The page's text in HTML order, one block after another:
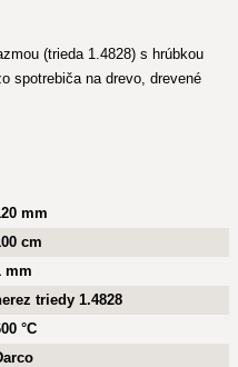
(trieda 1.4828) s hrúbkou
spotrebiča na drevo, drevené
mm
cm
mm
triedy 1.4828
°C